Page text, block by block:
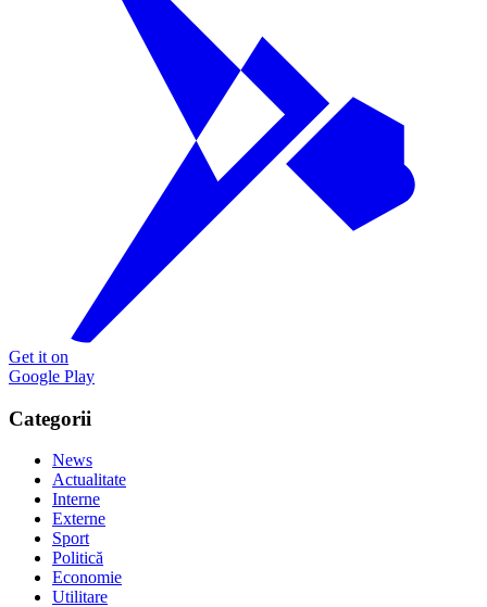
Get it on
Google Play
Categorii
News
Actualitate
Interne
Externe
Sport
Politică
Economie
Utilitare